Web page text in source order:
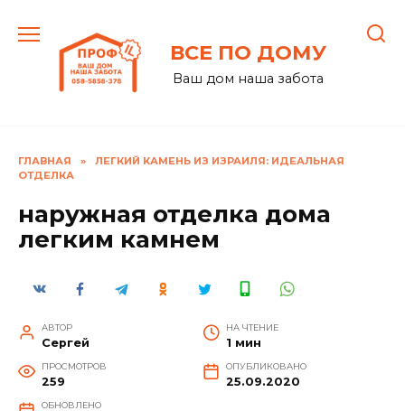
содержанию
ВСЕ ПО ДОМУ
Ваш дом наша забота
ГЛАВНАЯ »
ЛЕГКИЙ КАМЕНЬ ИЗ ИЗРАИЛЯ: ИДЕАЛЬНАЯ
ОТДЕЛКА
наружная отделка дома
легким камнем
АВТОР
Сергей
НА ЧТЕНИЕ
1 мин
ПРОСМОТРОВ
259
ОПУБЛИКОВАНО
25.09.2020
ОБНОВЛЕНО